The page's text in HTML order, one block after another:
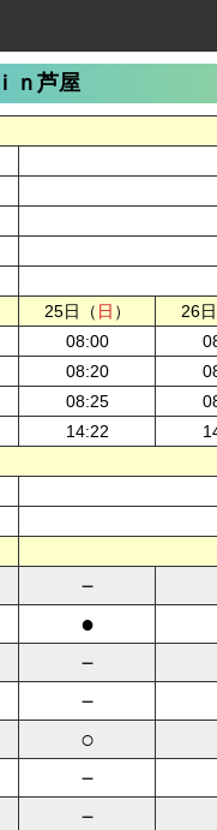
ｎ芦屋
25日（ 日 ）
26
08:00
08:20
08:25
14:22
－
●
－
－
○
－
－